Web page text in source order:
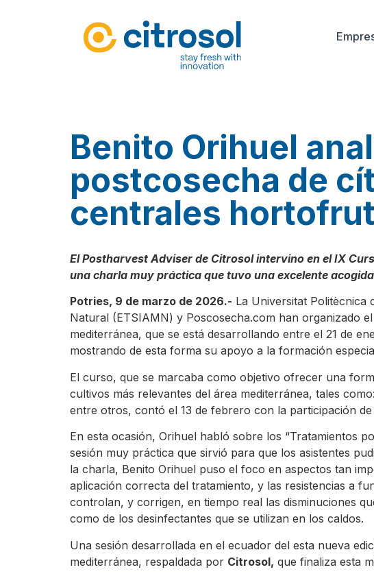
Benito Orihuel
postcosecha de
centrales
El Postharvest Adviser de Citrosol intervino en el IX
una charla muy práctica que tuvo una excelente acogida
Potries, 9 de marzo de 2026.- La Universitat Politècnica
Natural (ETSIAMN) y Poscosecha.com han organizado
mediterránea, que se está desarrollando entre el 21 de
mostrando de esta forma su apoyo a la formación
El curso, que se marcaba como objetivo ofrecer una
cultivos más relevantes del área mediterránea, tales
entre otros, contó el 13 de febrero con la participación
En esta ocasión, Orihuel habló sobre los “Tratamientos
sesión muy práctica que sirvió para que los asistentes
la charla, Benito Orihuel puso el foco en aspectos tan
aplicación correcta del tratamiento, y las resistencias a
controlan, y corrigen, en tiempo real las disminuciones
como de los desinfectantes que se utilizan en los caldos.
Una sesión desarrollada en el ecuador del esta nueva
mediterránea, respaldada por Citrosol, que finaliza esta